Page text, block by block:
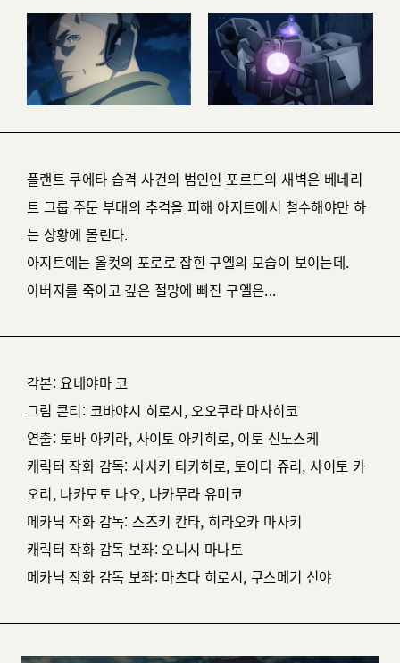
플랜트 쿠에타 습격 사건의 범인인 포르드의 새벽은 베네리
트 그룹 주둔 부대의 추격을 피해 아지트에서 철수해야만 하
는 상황에 몰린다.
아지트에는 올컷의 포로로 잡힌 구엘의 모습이 보이는데.
아버지를 죽이고 깊은 절망에 빠진 구엘은...
각본: 요네야마 코
그림 콘티: 코바야시 히로시, 오오쿠라 마사히코
연출: 토바 아키라, 사이토 아키히로, 이토 신노스케
캐릭터 작화 감독: 사사키 타카히로, 토이다 쥬리, 사이토 카
오리, 나카모토 나오, 나카무라 유미코
메카닉 작화 감독: 스즈키 칸타, 히라오카 마사키
캐릭터 작화 감독 보좌: 오니시 마나토
메카닉 작화 감독 보좌: 마츠다 히로시, 쿠스메기 신야